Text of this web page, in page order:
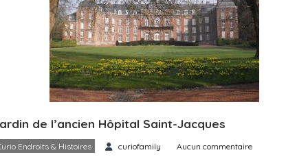
de l’ancien Hôpital Saint-Jacques
Endroits & Histoires curiofamily Aucun commentaire